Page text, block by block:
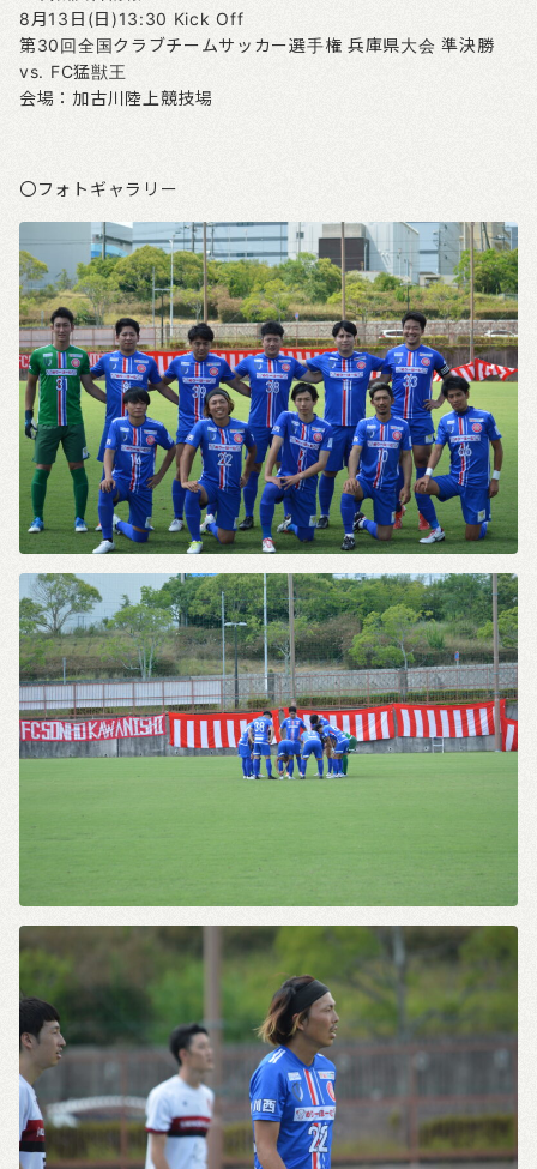
8月13日(日)13:30 Kick Off
第30回全国クラブチームサッカー選手権 兵庫県大会 準決勝
vs. FC猛獣王
会場：加古川陸上競技場
〇フォトギャラリー